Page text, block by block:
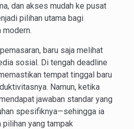
dan akses mudah ke pusat
pilihan utama bagi
baru saja melihat
sosial. Di tengah deadline
tempat tinggal baru
Namun, ketika
jawaban standar yang
spesifiknya—sehingga ia
pilihan yang tampak